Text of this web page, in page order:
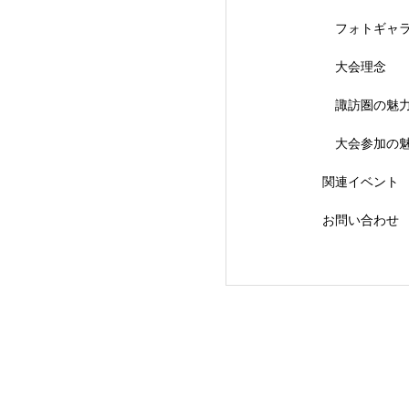
【会議報告】諏訪
フォトギャ
大会理念
諏訪圏の魅力
大会参加の
関連イベント
お問い合わせ